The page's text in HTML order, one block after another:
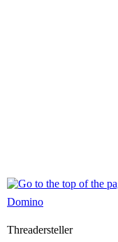
Domino
Threadersteller